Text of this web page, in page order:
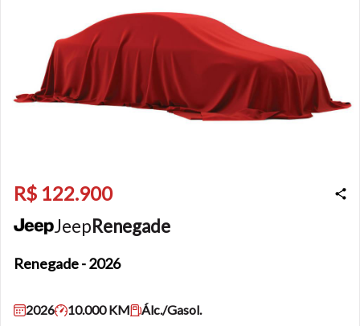
R$ 122.900
Jeep Renegade
Renegade- 2026
2026 10.000 KM Álc./Gasol.